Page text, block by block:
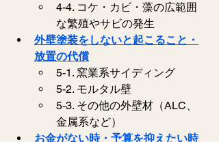
4-4. コケ・カビ・藻の広範囲
な繁殖やサビの発生
外壁塗装をしないと起こること・
放置の代償
5-1. 窯業系サイディング
5-2. モルタル壁
5-3. その他の外壁材（ALC、
金属系など）
お金がない時・予算を抑えたい時